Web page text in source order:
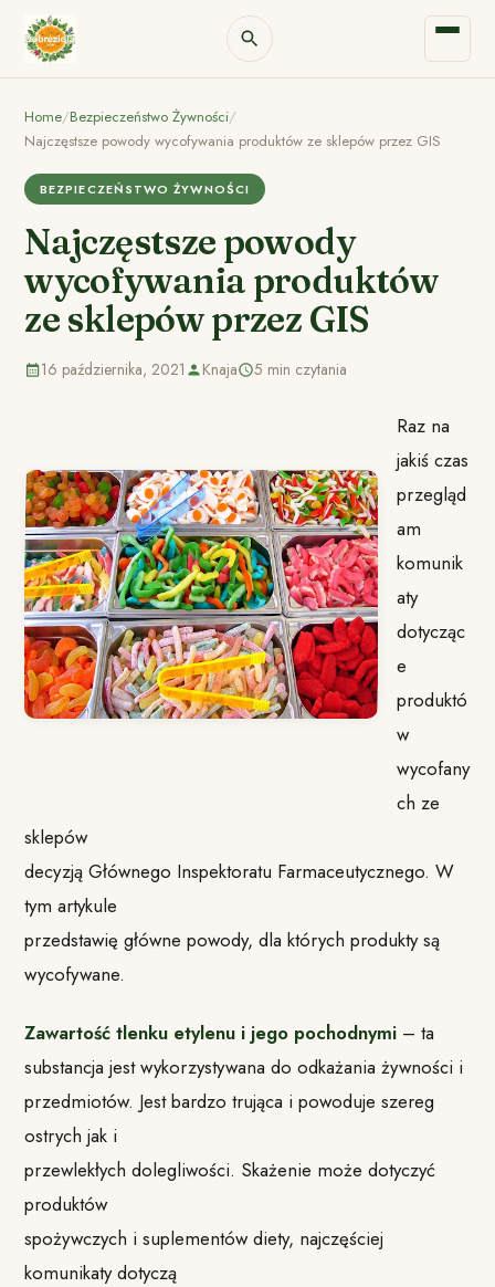
Home/Bezpieczeństwo Żywności/
Najczęstsze powody wycofywania produktów ze sklepów przez GIS
BEZPIECZEŃSTWO ŻYWNOŚCI
Najczęstsze powody
wycofywania produktów
ze sklepów przez GIS
16 października, 2021 Knaja 5 min czytania
Raz na
jakiś czas
przegląd
am
komunik
aty
dotycząc
e
produktó
w
wycofany
ch ze
sklepów
decyzją Głównego Inspektoratu Farmaceutycznego. W
tym artykule
przedstawię główne powody, dla których produkty są
wycofywane.
Zawartość tlenku etylenu i jego pochodnymi – ta
substancja jest wykorzystywana do odkażania żywności i
przedmiotów. Jest bardzo trująca i powoduje szereg
ostrych jak i
przewlekłych dolegliwości. Skażenie może dotyczyć
produktów
spożywczych i suplementów diety, najczęściej
komunikaty dotyczą